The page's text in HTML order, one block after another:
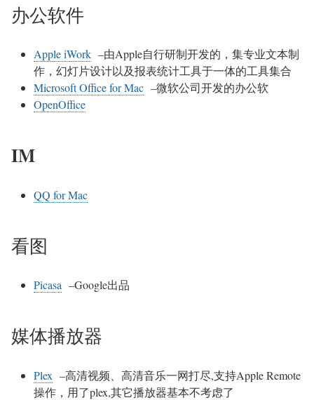
办公软件
Apple iWork –由Apple自行研制开发的，集专业文本制
作，幻灯片设计以及报表统计工具于一体的工具集合
Microsoft Office for Mac –微软公司开发的办公软
OpenOffice
IM
QQ for Mac
看图
Picasa –Google出品
媒体播放器
Plex –高清视频、高清音乐一网打尽,支持Apple Remote
操作，用了plex,其它播放器基本不考虑了